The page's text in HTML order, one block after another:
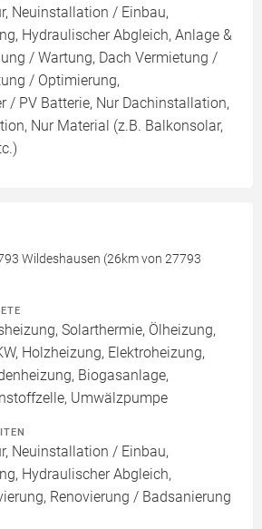
Neuinstallation / Einbau,
Hydraulischer Abgleich, Anlage &
/ Wartung, Dach Vermietung /
/ Optimierung,
/ PV Batterie, Nur Dachinstallation,
Nur Material (z.B. Balkonsolar,
Wildeshausen (26km von 27793
Solarthermie, Ölheizung,
Holzheizung, Elektroheizung,
Biogasanlage,
Umwälzpumpe
Neuinstallation / Einbau,
Hydraulischer Abgleich,
Renovierung / Badsanierung